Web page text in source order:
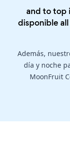
and to top
disponible
Además,
día y noche
MoonFruit